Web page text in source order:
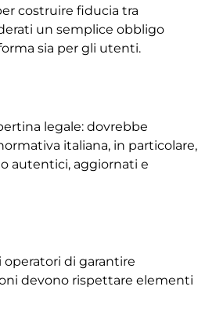
costruire fiducia tra
un semplice obbligo
sia per gli utenti.
legale: dovrebbe
italiana, in particolare,
autentici, aggiornati e
di garantire
devono rispettare elementi